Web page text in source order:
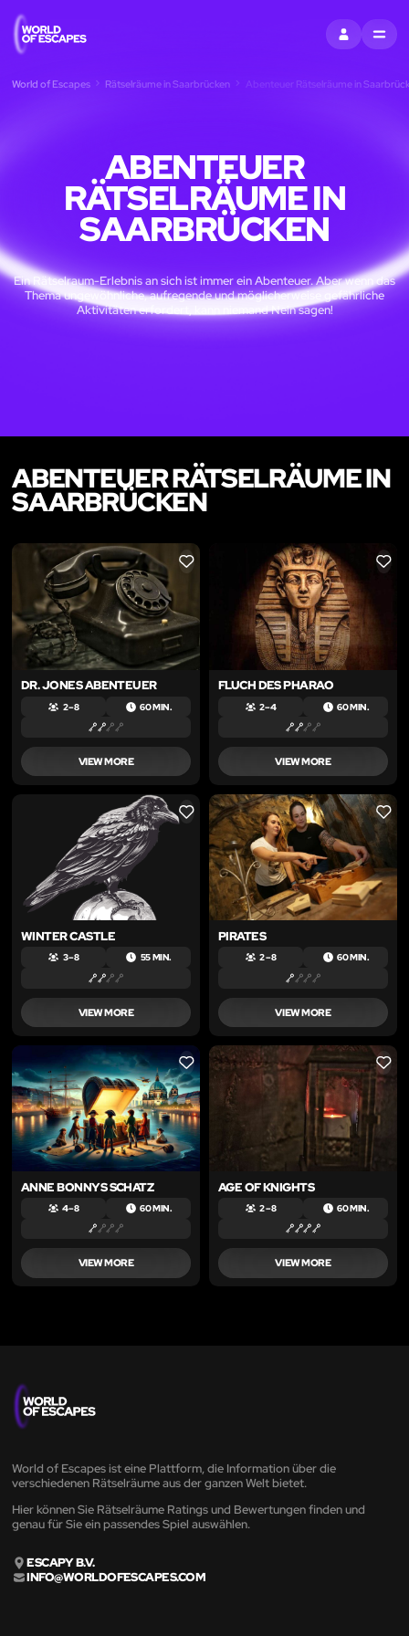
EINTRAGEN
MENU
World of Escapes Rätselräume in Saarbrücken Abenteuer Rätselräume in
ABENTEUER
RÄTSELRÄUME IN
SAARBRÜCKEN
Ein Rätselraum-Erlebnis an sich ist immer ein Abenteuer. Aber wenn das
Thema ungewöhnliche, aufregende und möglicherweise gefährliche
Aktivitäten erfordert, kann niemand Nein sagen!
ABENTEUER RÄTSELRÄUME IN
SAARBRÜCKEN
LIKE
DR. JONES ABENTEUER
2 – 8 60 MIN.
VIEW MORE
LIKE
FLUCH DES PHARAO
2 – 4 60 MIN.
VIEW MORE
LIKE
WINTER CASTLE
3 – 8 55 MIN.
VIEW MORE
LIKE
PIRATES
2 – 8 60 MIN.
VIEW MORE
LIKE
ANNE BONNYS SCHATZ
4 – 8 60 MIN.
VIEW MORE
LIKE
AGE OF KNIGHTS
2 – 8 60 MIN.
VIEW MORE
World of Escapes ist eine Plattform, die Information über die
verschiedenen Rätselräume aus der ganzen Welt bietet.
Hier können Sie Rätselräume Ratings und Bewertungen finden und
genau für Sie ein passendes Spiel auswählen.
ESCAPY B.V.
INFO@WORLDOFESCAPES.COM